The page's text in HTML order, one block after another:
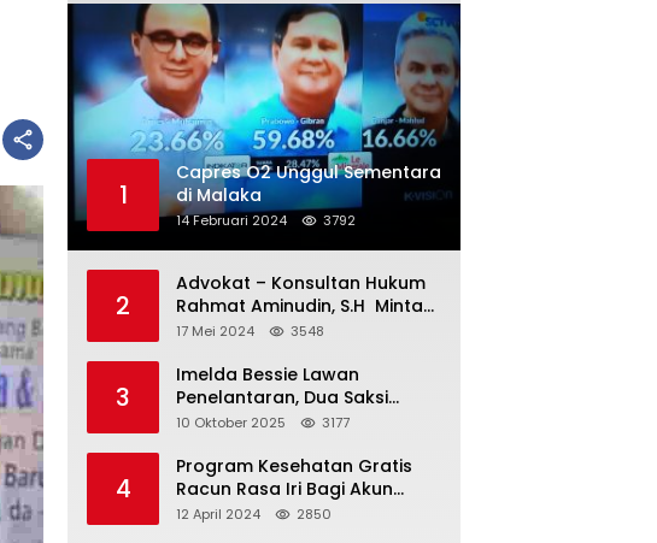
1
Capres O2 Unggul Sementara
di Malaka
14 Februari 2024 3792
2
Advokat – Konsultan Hukum
Rahmat Aminudin, S.H Minta
“Polisi Segara Tuntaskan
17 Mei 2024 3548
3
Imelda Bessie Lawan
Penelantaran, Dua Saksi
Diperiksa
10 Oktober 2025 3177
4
Program Kesehatan Gratis
Racun Rasa Iri Bagi Akun
Palsu Medsos
12 April 2024 2850